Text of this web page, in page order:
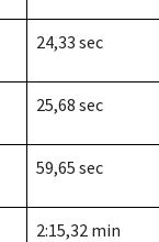
24,33 sec
25,68 sec
59,65 sec
2:15,32 min